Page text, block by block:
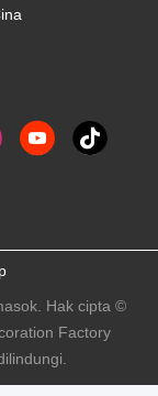
Hak cipta ©
Factory